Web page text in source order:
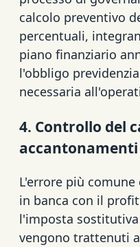
calcolo preventivo
percentuali,
piano finanziario
l'obbligo
necessaria
4. Controllo del
accantonamenti
L'errore più
in banca con il
l'imposta
vengono trattenuti